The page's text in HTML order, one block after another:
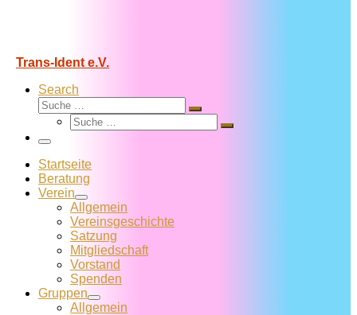
Trans-Ident e.V.
Search
Suche
Suche
Suche
Suche
Menü
Startseite
Beratung
Verein
Allgemein
Vereins­geschichte
Satzung
Mitglied­schaft
Vorstand
Spenden
Gruppen
Allgemein